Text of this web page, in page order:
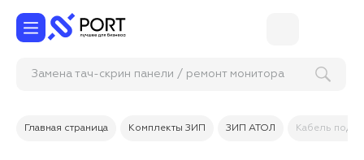
Замена тач-скрин панели / ремонт монитора
Главная страница Комплекты ЗИП ЗИП АТОЛ Кабель